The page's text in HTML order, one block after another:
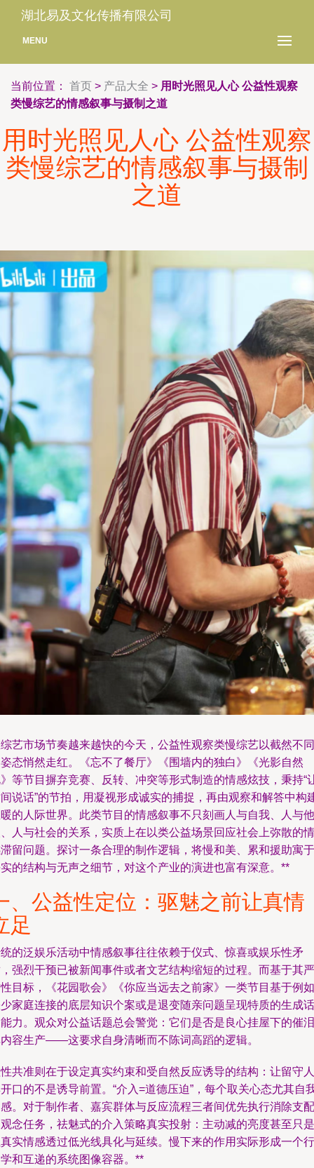
湖北易及文化传播有限公司
MENU
当前位置： 首页 > 产品大全 > 用时光照见人心 公益性观察
类慢综艺的情感叙事与摄制之道
用时光照见人心 公益性观察
类慢综艺的情感叙事与摄制
之道
艺市场节奏越来越快的今天，公益性观察类慢综艺以截然不同
态悄然走红。《忘不了餐厅》《围墙内的独白》《光影自然
等节目摒弃竞赛、反转、冲突等形式制造的情感炫技，秉持“
说话”的节拍，用凝视形成诚实的捕捉，再由观察和解答中构
的人际世界。此类节目的情感叙事不只刻画人与自我、人与他
人与社会的关系，实质上在以类公益场景回应社会上弥散的情
留问题。探讨一条合理的制作逻辑，将慢和美、累和援助寓于
的结构与无声之细节，对这个产业的演进也富有深意。**
、公益性定位：驱魅之前让真情
足
的泛娱乐活动中情感叙事往往依赖于仪式、惊喜或娱乐性矛
强烈干预已被新闻事件或者文艺结构缩短的过程。而基于其严
目标，《花园歌会》《你应当远去之前家》一类节目基于例如
家庭连接的底层知识个案或是退变随亲问题呈现特质的生成话
力。观众对公益话题总会警觉：它们是否是良心挂屋下的催泪
容生产——这要求自身清晰而不陈词高蹈的逻辑。
共准则在于设定真实约束和受自然反应诱导的结构：让留守人
口的不是诱导前置。“介入=道德压迫”，每个取关心态尤其自
。对于制作者、嘉宾群体与反应流程三者间优先执行消除支配
念任务，祛魅式的介入策略真实投射：主动减的亮度甚至只是
实情感透过低光线具化与延续。慢下来的作用实际形成一个行
和互递的系统图像容器。**